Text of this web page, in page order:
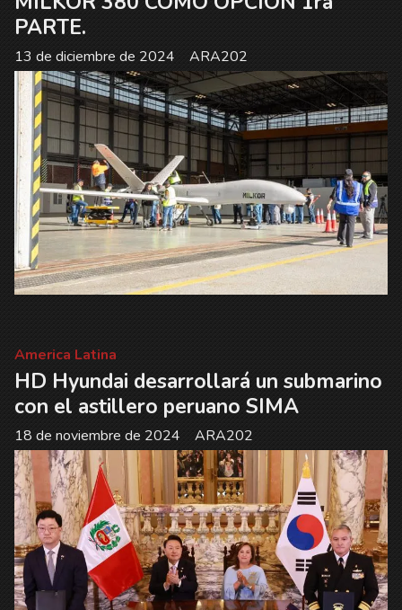
PARTE.
ARA202
13 de diciembre de 2024
HD Hyundai desarrollará un submarino
con el astillero peruano SIMA
ARA202
America Latina
18 de noviembre de 2024